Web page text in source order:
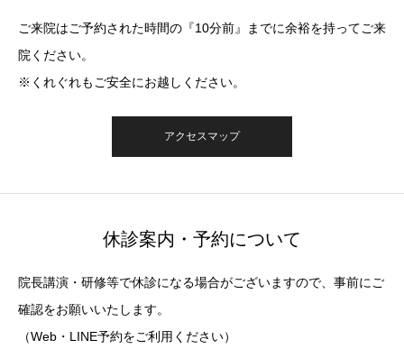
ご来院はご予約された時間の『10分前』までに余裕を持ってご来
院ください。
※くれぐれもご安全にお越しください。
アクセスマップ
休診案内・予約について
院長講演・研修等で休診になる場合がございますので、事前にご
確認をお願いいたします。
（Web・LINE予約をご利用ください）